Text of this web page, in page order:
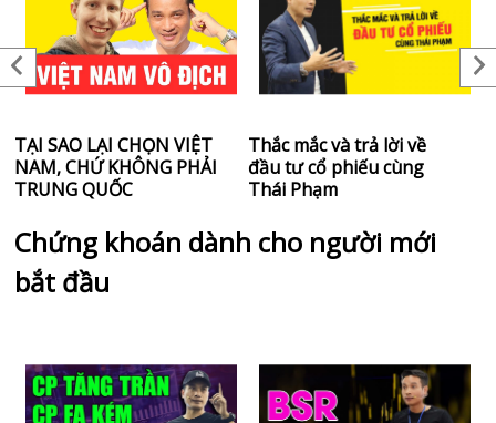
TẠI SAO LẠI CHỌN VIỆT
NAM, CHỨ KHÔNG PHẢI
TRUNG QUỐC
Thắc mắc và trả lời về
đầu tư cổ phiếu cùng
Thái Phạm
Chứng khoán dành cho người mới
bắt đầu